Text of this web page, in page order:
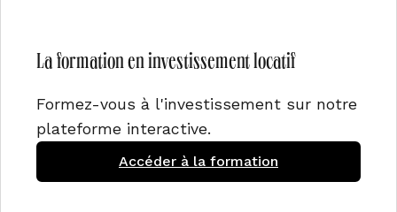
La formation en investissement locatif
Formez-vous à l'investissement sur notre
plateforme interactive.
Accéder à la formation